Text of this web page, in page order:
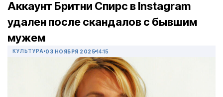
Аккаунт Бритни Спирс в Instagram
удален после скандалов с бывшим
мужем
КУЛЬТУРА 03 НОЯБРЯ 2025 14:15